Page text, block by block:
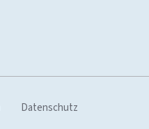
Datenschutz